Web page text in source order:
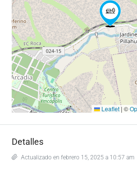
Leaflet | ©
Detalles
Actualizado en febrero 15, 2025 a 10:57 am